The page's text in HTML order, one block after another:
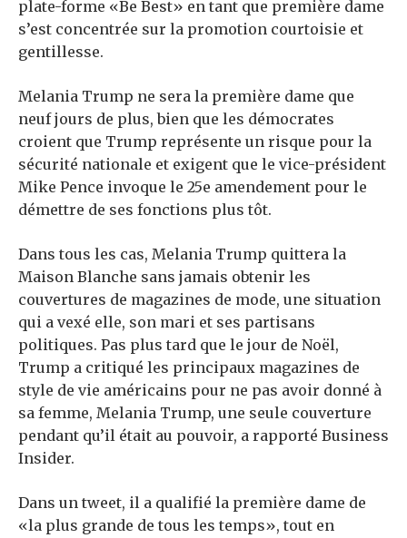
plate-forme «Be Best» en tant que première dame
s’est concentrée sur la promotion courtoisie et
gentillesse.
Melania Trump ne sera la première dame que
neuf jours de plus, bien que les démocrates
croient que Trump représente un risque pour la
sécurité nationale et exigent que le vice-président
Mike Pence invoque le 25e amendement pour le
démettre de ses fonctions plus tôt.
Dans tous les cas, Melania Trump quittera la
Maison Blanche sans jamais obtenir les
couvertures de magazines de mode, une situation
qui a vexé elle, son mari et ses partisans
politiques. Pas plus tard que le jour de Noël,
Trump a critiqué les principaux magazines de
style de vie américains pour ne pas avoir donné à
sa femme, Melania Trump, une seule couverture
pendant qu’il était au pouvoir, a rapporté Business
Insider.
Dans un tweet, il a qualifié la première dame de
«la plus grande de tous les temps», tout en